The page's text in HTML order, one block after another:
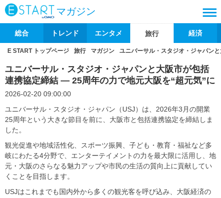
マガジン
総合 トレンド エンタメ 旅行 経済
E START トップページ 旅行 マガジン ユニバーサル・スタジオ・ジャパン
ユニバーサル・スタジオ・ジャパンと大阪市が包括
連携協定締結 ― 25周年の力で地元大阪を“超元気”に
2026-02-20 09:00:00
ユニバーサル・スタジオ・ジャパン（USJ）は、2026年3月の開業
25周年という大きな節目を前に、大阪市と包括連携協定を締結しま
した。
観光促進や地域活性化、スポーツ振興、子ども・教育・福祉など多
岐にわたる4分野で、エンターテイメントの力を最大限に活用し、地
元・大阪のさらなる魅力アップや市民の生活の質向上に貢献してい
くことを目指します。
USJはこれまでも国内外から多くの観光客を呼び込み、大阪経済の